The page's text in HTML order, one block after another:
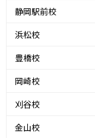
静岡駅前校
浜松校
豊橋校
岡崎校
刈谷校
金山校